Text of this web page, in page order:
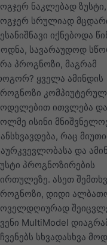
ნაკლებად
სრულიად
იქნებოდა
სავარაუდოდ
პროგნოზი, მაგრამ
ყველა ამინდის
ითვლება
ისინი
რაც
და
პროგნოზირების
ასეთ
დიდი
MultiModel
სხვადასხვა